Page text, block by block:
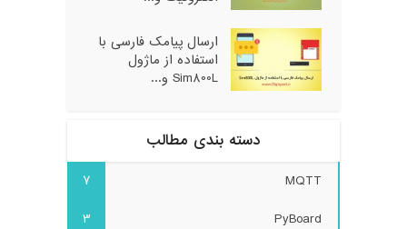
ارسال پیامک فارسی با
استفاده از ماژول
Sim800L و...
دسته بندی مطالب
MQTT
7
PyBoard
3